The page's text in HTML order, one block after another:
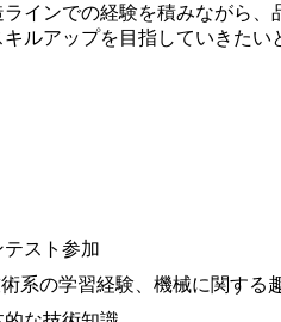
インでの経験を積みながら、
ルアップを目指していきたい
スト参加
系の学習経験、機械に関する